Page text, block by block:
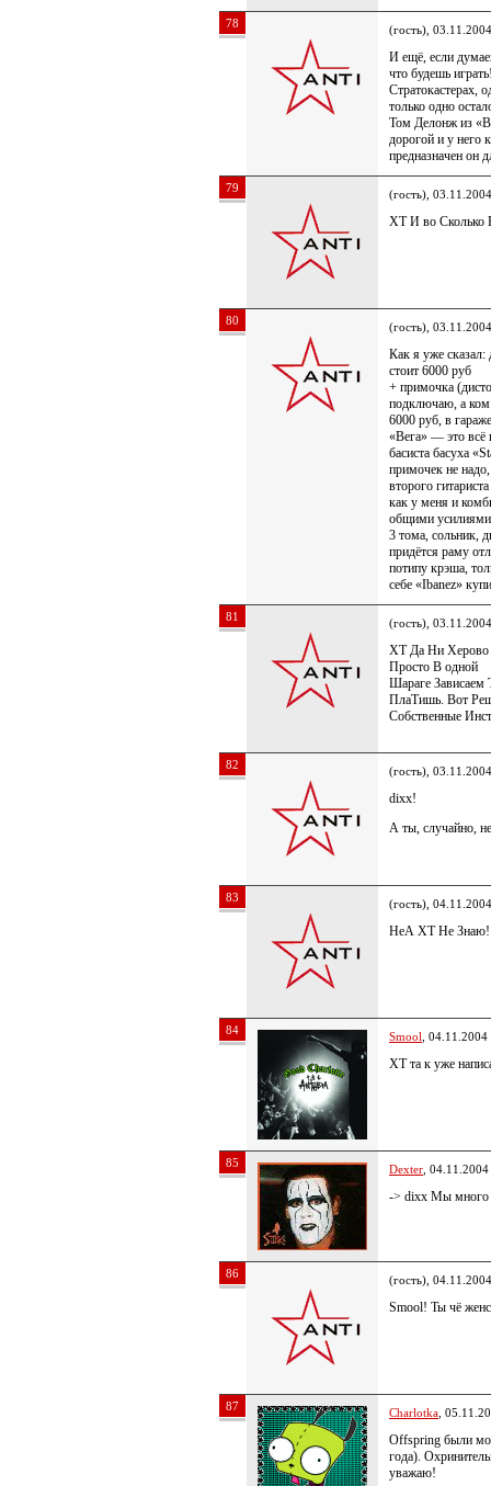
78 (гость),
И ещё, если
что будешь
Стратокастерах,
только одно
Том Делонж из
дорогой и у него
предназначен он
79 (гость),
XT И во Сколько
80 (гость),
Как я уже
стоит 6000 руб
+ примочка
подключаю, а ком
6000 руб, в
«Вега» — это всё
басиста басуха
примочек не
второго
как у меня и
общими усилиями
3 тома, сольник,
придётся раму
потипу крэша,
себе «Ibanez»
81 (гость),
XT Да Ни Херово
Просто В одной
Шараге
ПлаТишь. Вот
Собственные
82 (гость),
dixx!
А ты, случайно, не
83 (гость),
НеА XT Не
84 Smool ,
XT та к уже
85 Dexter ,
-> dixx Мы много
86 (гость),
Smool! Ты чё
87 Charlotka ,
Offspring были
года).
уважаю!